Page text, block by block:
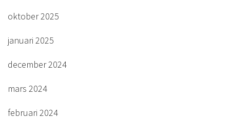
oktober 2025
januari 2025
december 2024
mars 2024
februari 2024